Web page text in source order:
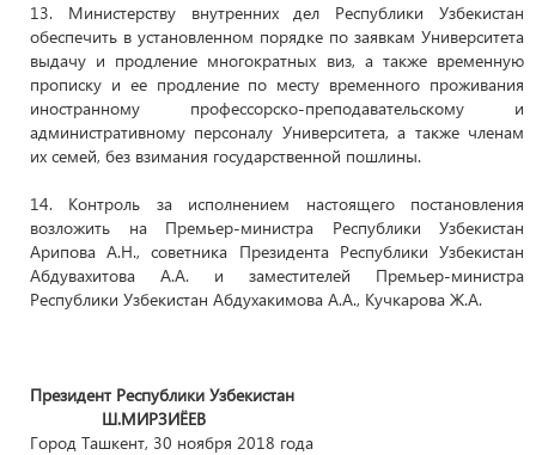
13. Министерству внутренних дел Республики Узбекистан
обеспечить в установленном порядке по заявкам Университета
выдачу и продление многократных виз, а также временную
прописку и ее продление по месту временного проживания
иностранному профессорско-преподавательскому и
административному персоналу Университета, а также членам
их семей, без взимания государственной пошлины.
14. Контроль за исполнением настоящего постановления
возложить на Премьер-министра Республики Узбекистан
Арипова А.Н., советника Президента Республики Узбекистан
Абдувахитова А.А. и заместителей Премьер-министра
Республики Узбекистан Абдухакимова А.А., Кучкарова Ж.А.
Президент Республики Узбекистан
Ш.МИРЗИЁЕВ
Город Ташкент, 30 ноября 2018 года